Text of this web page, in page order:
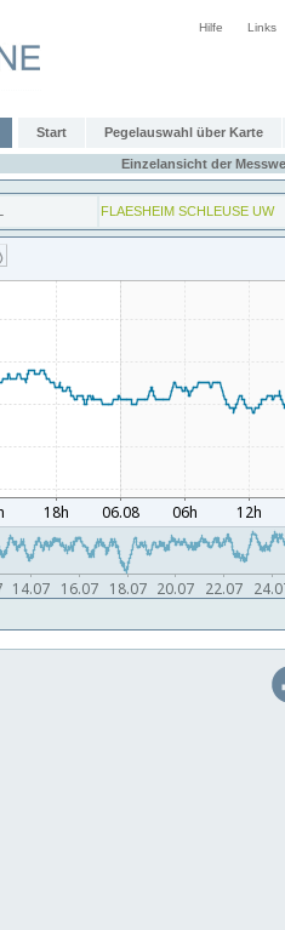
Hilfe Links
Start Pegelauswahl über Karte
Einzelansicht der
FLAESHEIM SCHLEUSE UW